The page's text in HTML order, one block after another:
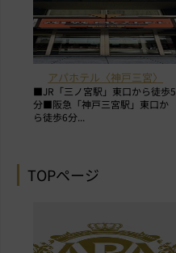
アパホテル〈神戸三宮〉
■JR「三ノ宮駅」東口から徒歩5
分■阪急「神戸三宮駅」東口か
ら徒歩6分...
TOPページ